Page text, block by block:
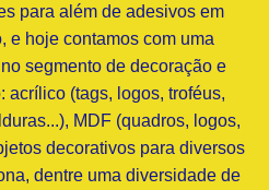
para além de adesivos em
e hoje contamos com uma
segmento de decoração e
acrílico (tags, logos, troféus,
MDF (quadros, logos,
decorativos para diversos
dentre uma diversidade de